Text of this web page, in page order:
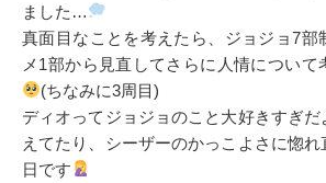
ました…
真面目なことを考えたら、ジョジョ7部
メ1部から見直してさらに人情について
(ちなみに3周目)
ディオってジョジョのこと大好きすぎ
えてたり、シーザーのかっこよさに惚
日です